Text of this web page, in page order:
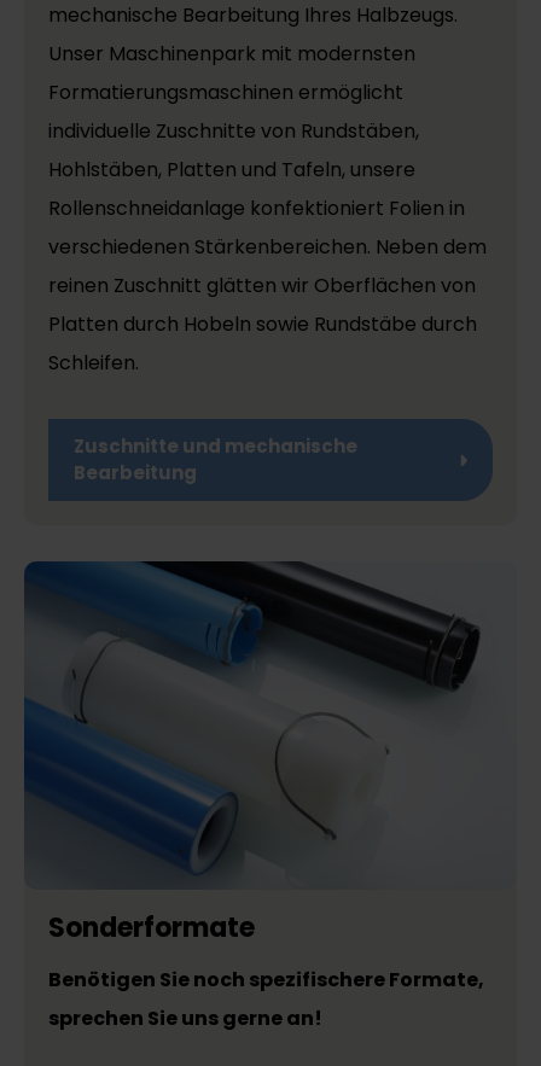
mechanische Bearbeitung Ihres Halbzeugs.
Unser Maschinenpark mit modernsten
Formatierungsmaschinen ermöglicht
individuelle Zuschnitte von Rundstäben,
Hohlstäben, Platten und Tafeln, unsere
Rollenschneidanlage konfektioniert Folien in
verschiedenen Stärkenbereichen. Neben dem
reinen Zuschnitt glätten wir Oberflächen von
Platten durch Hobeln sowie Rundstäbe durch
Schleifen.
Zuschnitte und mechanische
Bearbeitung
Sonderformate
Benötigen Sie noch spezifischere Formate,
sprechen Sie uns gerne an!